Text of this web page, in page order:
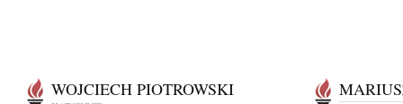
WOJCIECH PIOTROWSKI